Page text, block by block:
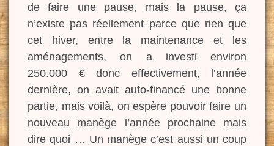
de faire une pause, mais la pause, ça
n’existe pas réellement parce que rien que
cet hiver, entre la maintenance et les
aménagements, on a investi environ
250.000 € donc effectivement, l’année
dernière, on avait auto-financé une bonne
partie, mais voilà, on espère pouvoir faire un
nouveau manège l’année prochaine mais
dire quoi … Un manège c’est aussi un coup